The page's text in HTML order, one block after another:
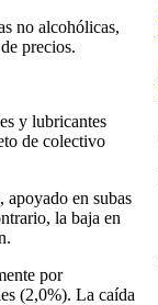
no alcohólicas,
precios.
y lubricantes
de colectivo
en subas
la baja en
por
(2,0%). La caída